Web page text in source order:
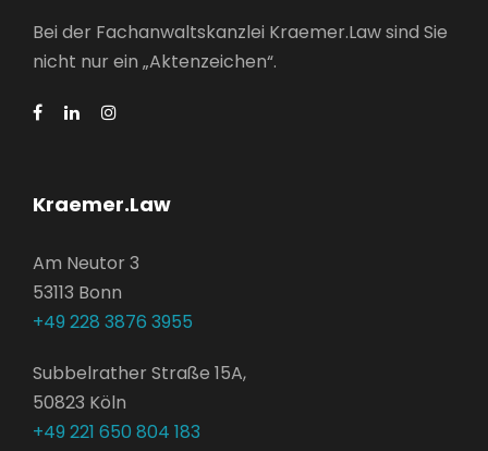
Bei der Fachanwaltskanzlei Kraemer.Law sind Sie
nicht nur ein „Aktenzeichen“.
Kraemer.Law
Am Neutor 3
53113 Bonn
+49 228 3876 3955
Subbelrather Straße 15A,
50823 Köln
+49 221 650 804 183